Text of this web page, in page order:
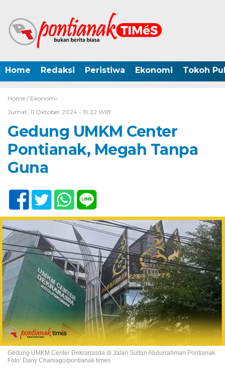
Home Redaksi Peristiwa Ekonomi Tokoh
Home / Ekonomi
Jumat, 11 Oktober 2024 - 19:22 WIB
Gedung UMKM Center
Pontianak, Megah Tanpa
Guna
Gedung UMKM Center Dekranasda di Jalan Sultan Abdurrahman Pontianak.
Foto: Dany Chaniago/pontianak times